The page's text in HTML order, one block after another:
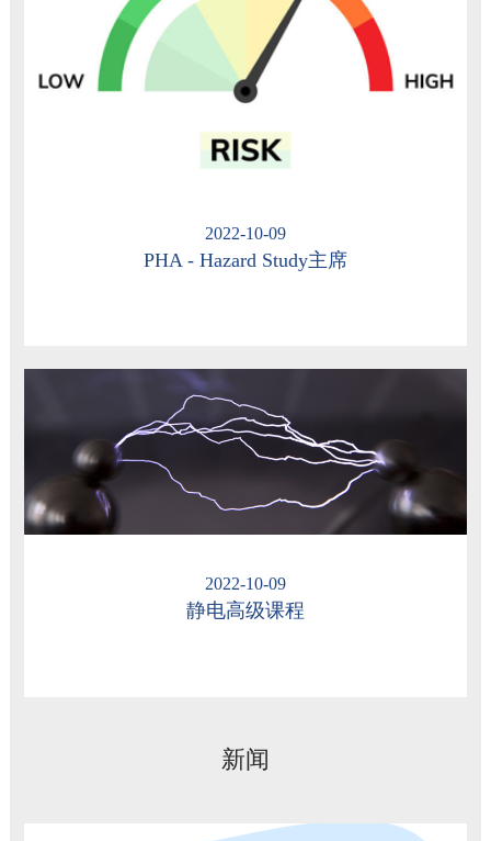
2022-10-09
PHA - Hazard Study主席
2022-10-09
静电高级课程
新闻